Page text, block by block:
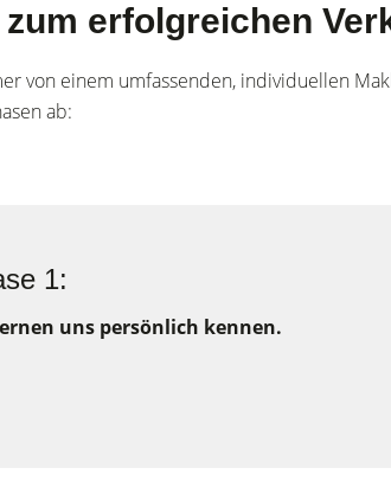
erfolgreichen
von einem umfassenden, individuellen
ab:
1:
uns persönlich kennen.